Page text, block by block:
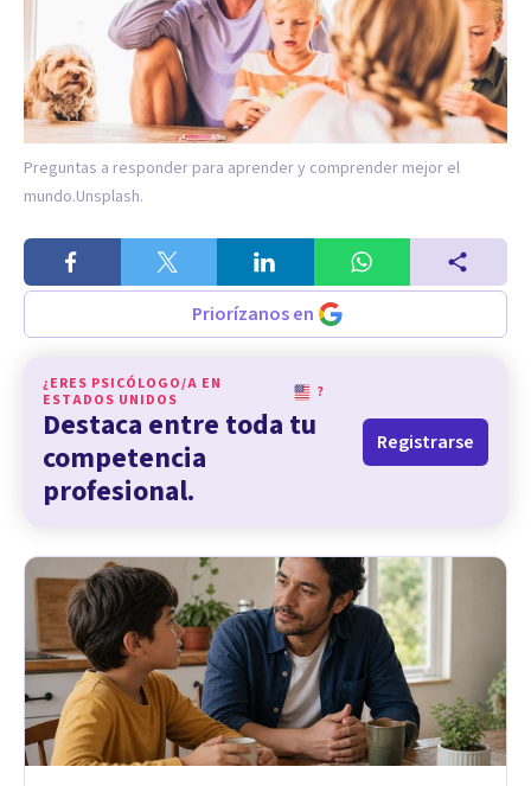
Preguntas a responder para aprender y comprender mejor el
mundo.Unsplash.
Priorízanos en
¿ERES PSICÓLOGO/A EN
ESTADOS UNIDOS
?
Destaca entre toda tu
competencia
profesional.
Registrarse